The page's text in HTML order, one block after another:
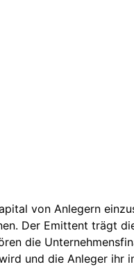
von Anlegern
Der Emittent trägt
die
und die Anleger ihr